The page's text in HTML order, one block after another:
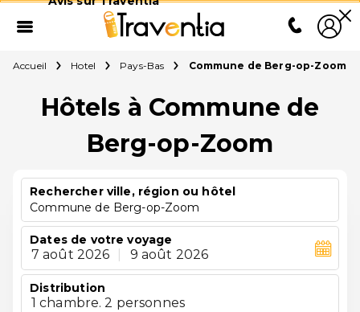
Accueil Hotel Pays-Bas Commune de Berg-op-Zoom
Hôtels à Commune de
Berg-op-Zoom
Rechercher ville, région ou hôtel
Commune de Berg-op-Zoom
Dates de votre voyage
7 août 2026 9 août 2026
Distribution
1 chambre. 2 personnes